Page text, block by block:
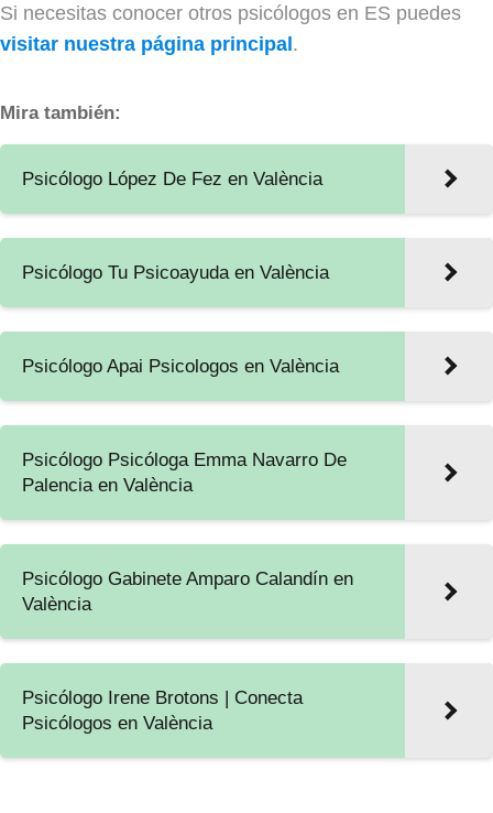
Si necesitas conocer otros psicólogos en ES puedes
visitar nuestra página principal.
Mira también:
Psicólogo López De Fez en València
Psicólogo Tu Psicoayuda en València
Psicólogo Apai Psicologos en València
Psicólogo Psicóloga Emma Navarro De
Palencia en València
Psicólogo Gabinete Amparo Calandín en
València
Psicólogo Irene Brotons | Conecta
Psicólogos en València